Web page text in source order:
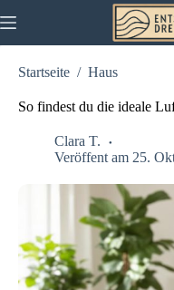
Inhalt
Startseite / Haus
So findest du die ideale
Clara T.
Veröffent am 25.